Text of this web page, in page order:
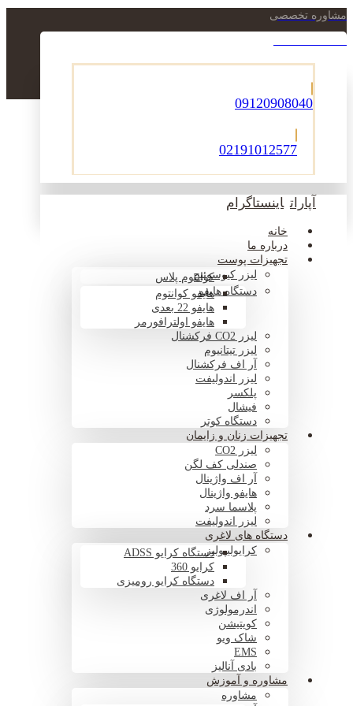
مشاوره تخصصی
09120908040
02191012577
آپارات اینستاگرام
خانه
درباره ما
تجهیزات پوست
لیزر کیوسوئیچکوانتوم پلاس
دستگاه هایفوهایفو کوانتوم
هایفو 22 بعدی
هایفو اولترافورمر
لیزر CO2 فرکشنال
لیزر تیتانیوم
آر اف فرکشنال
لیزر اندولیفت
پلکسر
فیشال
دستگاه کوتر
تجهیزات زنان و زایمان
لیزر CO2
صندلی کف لگن
آر اف واژینال
هایفو واژینال
پلاسما سرد
لیزر اندولیفت
دستگاه های لاغری
کرایولیپولیزدستگاه کرایو ADSS
کرایو 360
دستگاه کرایو رومیزی
آر اف لاغری
اندرمولوژی
کویتیشن
شاک ویو
EMS
بادی آنالیز
مشاوره و آموزش
مشاوره